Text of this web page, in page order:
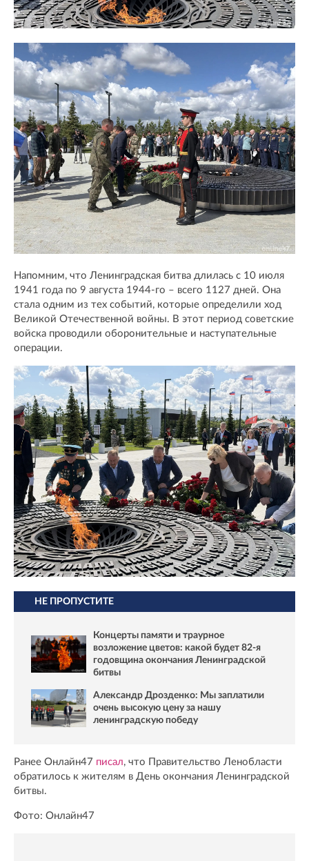
Напомним, что Ленинградская битва длилась с 10 июля
1941 года по 9 августа 1944-го – всего 1127 дней. Она
стала одним из тех событий, которые определили ход
Великой Отечественной войны. В этот период советские
войска проводили оборонительные и наступательные
операции.
НЕ ПРОПУСТИТЕ
Концерты памяти и траурное
возложение цветов: какой будет 82-я
годовщина окончания Ленинградской
битвы
Александр Дрозденко: Мы заплатили
очень высокую цену за нашу
ленинградскую победу
Ранее Онлайн47 писал, что Правительство Ленобласти
обратилось к жителям в День окончания Ленинградской
битвы.
Фото: Онлайн47